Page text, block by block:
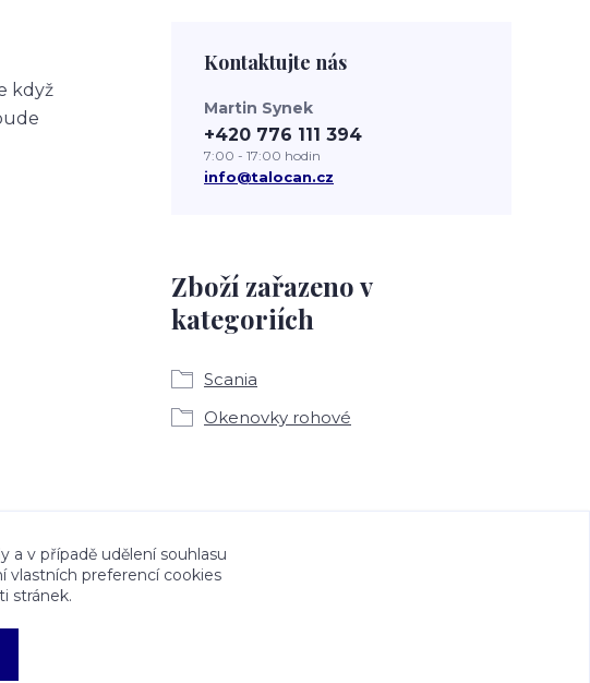
když
Zboží zařazeno v
kategoriích
Scania
Okenovky rohové
Kontaktujte nás
Martin Synek
+420 776 111 394
7:00 - 17:00 hodin
info@talocan.cz
a CeskeSamolepky.cz jsou chráněny autorským
a v případě udělení souhlasu
vlastních preferencí cookies
stránek.